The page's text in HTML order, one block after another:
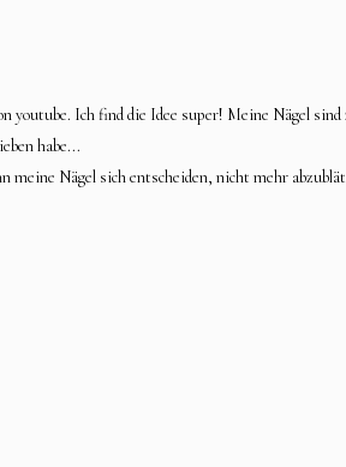
youtube. Ich find die Idee super! Meine Nägel
habe...
meine Nägel sich entscheiden, nicht mehr